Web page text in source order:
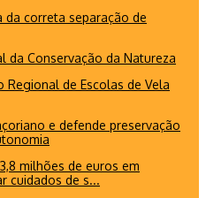
da correta separação de
da Conservação da Natureza
de Escolas de Vela
e defende preservação
milhões de euros em
cuidados de s...